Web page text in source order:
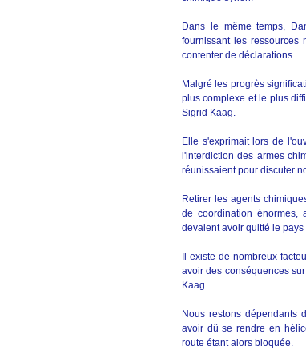
Dans le même temps,
fournissant les ressources
contenter de déclarations.
Malgré les progrès
plus complexe et le plus
Sigrid Kaag.
Elle s'exprimait lors de
l'interdiction des armes
réunissaient pour discuter
Retirer les agents
de coordination énormes,
devaient avoir quitté le
Il existe de nombreux
avoir des conséquences
Kaag.
Nous restons dépendants
avoir dû se rendre en
route étant alors bloquée.